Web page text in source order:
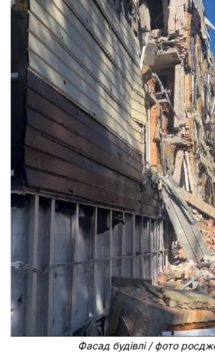
Фасад будівлі / фото